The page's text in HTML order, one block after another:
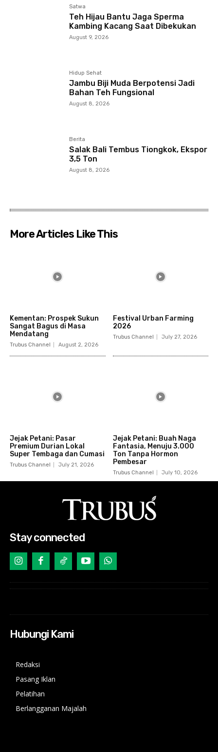
Satwa
Teh Hijau Bantu Jaga Sperma
Kambing Kacang Saat Dibekukan
August 9, 2026
Hidup Sehat
Jambu Biji Muda Berpotensi Jadi
Bahan Teh Fungsional
August 8, 2026
Berita
Salak Bali Tembus Tiongkok, Ekspor
3,5 Ton
August 8, 2026
More Articles Like This
Kementan: Prospek Sukun
Sangat Bagus di Masa
Mendatang
Trubus Channel August 2, 2026
Festival Urban Farming
2026
Trubus Channel July 27, 2026
Jejak Petani: Pasar
Premium Durian Lokal
Super Tembaga dan Cumasi
Trubus Channel July 21, 2026
Jejak Petani: Buah Naga
Fantasia, Menuju 3.000
Ton Tanpa Hormon
Pembesar
Trubus Channel July 10, 2026
Stay connected
Hubungi Kami
Redaksi
Pasang Iklan
Pelatihan
Berlangganan Majalah